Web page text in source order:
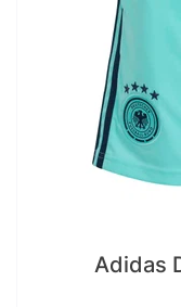
Adidas